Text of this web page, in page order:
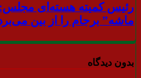
رئیس کمیته هسته‌ای
ماشه” برجام را از بین
بدون دیدگاه